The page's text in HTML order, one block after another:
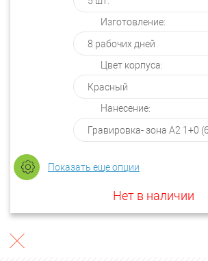
Изготовление:
Цвет корпуса:
Нанесение:
Показать еще опции
Нет в наличии